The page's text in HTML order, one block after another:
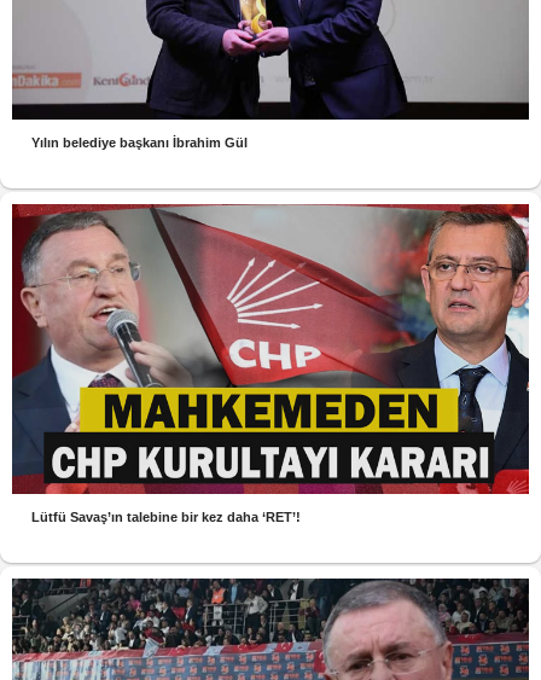
Yılın belediye başkanı İbrahim Gül
Lütfü Savaş’ın talebine bir kez daha ‘RET’!